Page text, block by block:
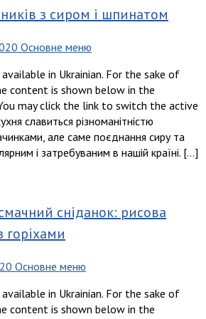
з сиром і шпинатом
Основне меню
in Ukrainian. For the sake of
content is shown below in the
may click the link to switch the active
славиться різноманітністю
але саме поєднання сиру та
і затребуваним в нашій країні. […]
сніданок: рисова
горіхами
Основне меню
in Ukrainian. For the sake of
content is shown below in the